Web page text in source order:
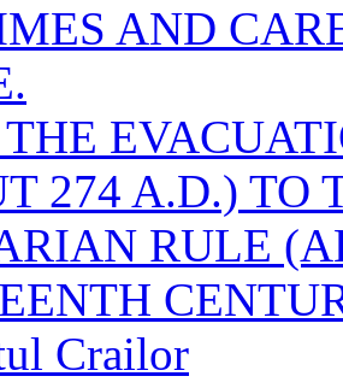
AND
274 A.D.) TO
RULE
Crailor